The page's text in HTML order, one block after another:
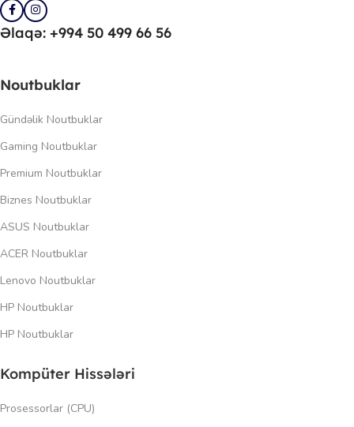
Əlaqə: +994 50 499 66 56
Noutbuklar
Gündəlik Noutbuklar
Gaming Noutbuklar
Premium Noutbuklar
Biznes Noutbuklar
ASUS Noutbuklar
ACER Noutbuklar
Lenovo Noutbuklar
HP Noutbuklar
HP Noutbuklar
Kompüter Hissələri
Prosessorlar (CPU)